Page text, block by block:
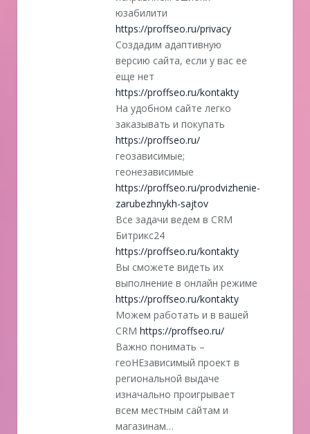
юзабилити
https://proffseo.ru/privacy
Создадим адаптивную
версию сайта, если у вас ее
еще нет
https://proffseo.ru/kontakty
На удобном сайте легко
заказывать и покупать
https://proffseo.ru/
геозависимые;
геонезависимые
https://proffseo.ru/prodvizhenie-
zarubezhnykh-sajtov
Все задачи ведем в CRM
Битрикс24
https://proffseo.ru/kontakty
Вы сможете видеть их
выполнение в онлайн режиме
https://proffseo.ru/kontakty
Можем работать и в вашей
CRM https://proffseo.ru/
Важно понимать –
геоНЕзависимый проект в
региональной выдаче
изначально проигрывает
всем местным сайтам и
магазинам…